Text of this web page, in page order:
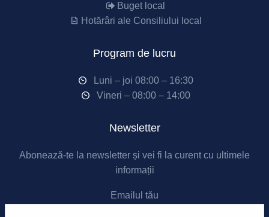
Buget local
Hotărâri ale Consiliului local
Program de lucru
Luni – joi 08:00 – 16:30
Vineri – 08:00 – 14:00
Newsletter
Abonează-te la newsletter și vei fi la curent cu ultimele
informații
Emailul tău